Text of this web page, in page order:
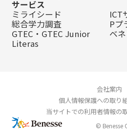
サービス
ミライシード
ICT
総合学力調査
Pプ
GTEC・GTEC Junior
ベ
Literas
© Benesse
会社案内
個人情報保護への取り
当サイトでの利用者情報の